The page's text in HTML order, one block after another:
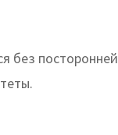
без посторонней